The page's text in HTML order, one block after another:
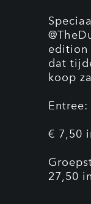
edition
dat
koop
Entree:
€ 7,50
27,50